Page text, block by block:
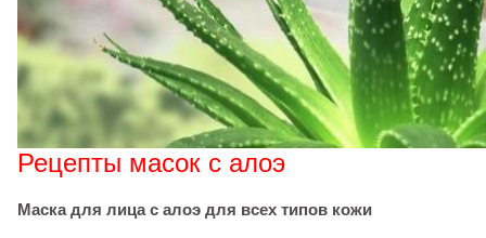
Рецепты масок с алоэ
Маска для лица с алоэ для всех типов кожи